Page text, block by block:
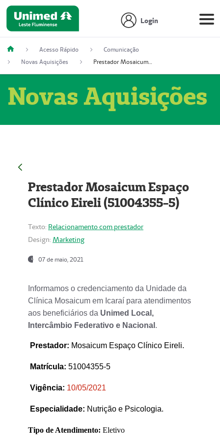
Login
Acesso Rápido
Comunicação
Novas Aquisições
Prestador Mosaicum Espaço Clínico Eireli (51004355-5)
Novas Aquisições
Prestador Mosaicum Espaço
Clínico Eireli (51004355-5)
Texto: Relacionamento com prestador
Design: Marketing
07 de maio, 2021
Informamos o credenciamento da Unidade da
Clínica Mosaicum em Icaraí para atendimentos
aos beneficiários da Unimed Local,
Intercâmbio Federativo e Nacional .
Prestador: Mosaicum Espaço Clínico Eireli.
Matrícula: 51004355-5
Vigência: 10/05/2021
Especialidade: Nutrição e Psicologia.
Tipo de Atendimento: Eletivo